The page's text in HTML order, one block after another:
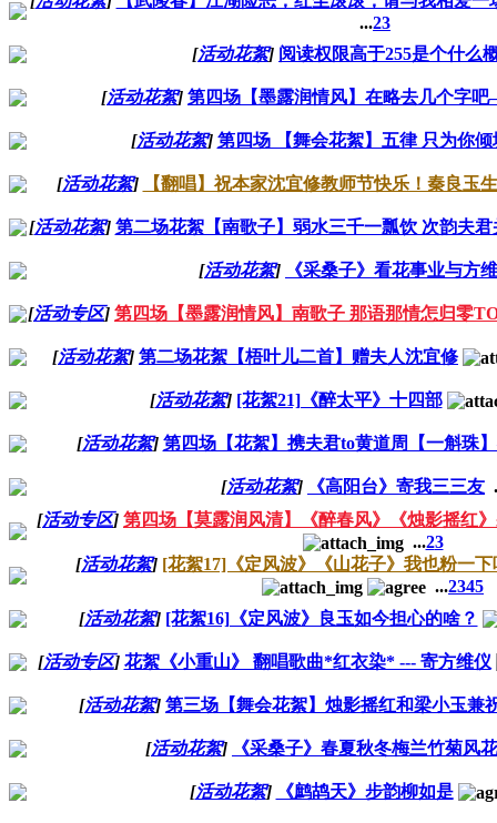
...23
[活动花絮] 阅读权限高于255是个什么
[活动花絮] 第四场【墨露润情风】在略去几个字
[活动花絮] 第四场 【舞会花絮】五律 只为你
[活动花絮] 【翻唱】祝本家沈宜修教师节快乐！秦良玉
[活动花絮] 第二场花絮【南歌子】弱水三千一瓢饮 次韵夫君
[活动花絮] 《采桑子》看花事业与方
[活动专区] 第四场【墨露润情风】南歌子 那语那情怎归零
[活动花絮] 第二场花絮【梧叶儿二首】赠夫人沈宜修
[活动花絮] [花絮21]《醉太平》十四部
[活动花絮] 第四场【花絮】携夫君to黄道周【一斛珠
[活动花絮] 《高阳台》寄我三三友
[活动专区] 第四场【莫露润风清】《醉春风》《烛影摇红
...23
[活动花絮] [花絮17]《定风波》《山花子》我也粉一
...2345
[活动花絮] [花絮16]《定风波》良玉如今担心的啥？
[活动专区] 花絮《小重山》 翻唱歌曲*红衣染* --- 寄方维仪
[活动花絮] 第三场【舞会花絮】烛影摇红和梁小玉兼
[活动花絮] 《采桑子》春夏秋冬梅兰竹菊风
[活动花絮] 《鹧鸪天》步韵柳如是